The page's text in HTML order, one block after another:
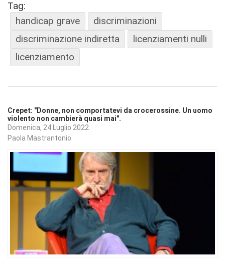
Tag:
handicap grave
discriminazioni
discriminazione indiretta
licenziamenti nulli
licenziamento
Crepet: "Donne, non comportatevi da crocerossine. Un uomo
violento non cambierà quasi mai".
Domenica, 24 Luglio 2022
Paola Mastrantonio